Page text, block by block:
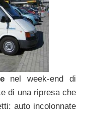
nel week-end di
di una ripresa che
auto incolonnate